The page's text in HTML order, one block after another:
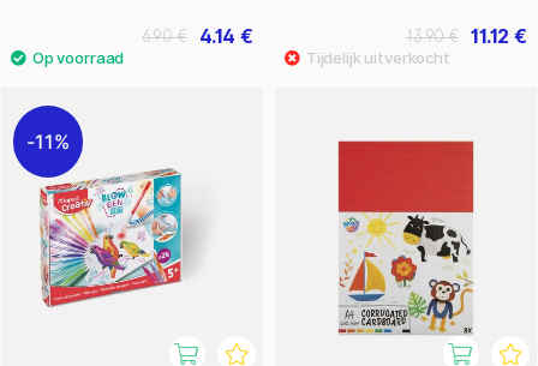
4.14 €
6.90 € 11.12 €
13.90 €
11%